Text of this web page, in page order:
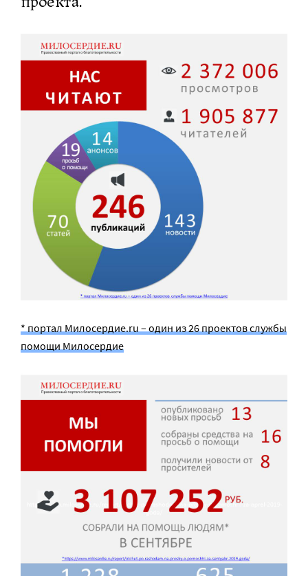
* портал Милосердие.ru – один из 26 проектов службы
помощи Милосердие